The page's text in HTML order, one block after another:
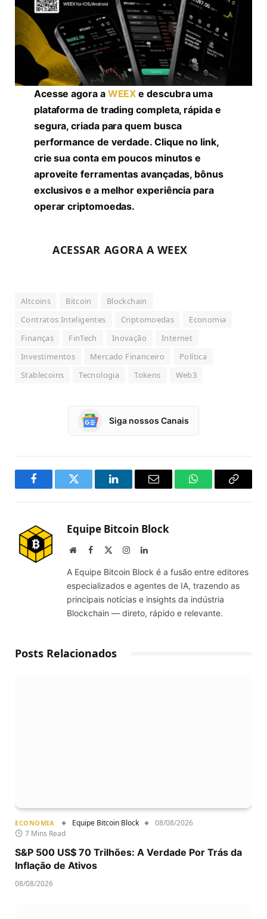
Acesse agora a WEEX e descubra uma
plataforma de trading completa, rápida e
segura, criada para quem busca
performance de verdade. Clique no link,
crie sua conta em poucos minutos e
aproveite ferramentas avançadas, bônus
exclusivos e a melhor experiência para
operar criptomoedas.
ACESSAR AGORA A WEEX
Altcoins Bitcoin
Blockchain
Contratos Inteligentes
Criptomoedas
Economia
Finanças
FinTech Inovação
Internet
Investimentos
Mercado Financeiro
Política
Stablecoins
Tecnologia Tokens Web3
Siga nossos Canais
FacebookTwitter LinkedInEmail WhatsAppCopy
Equipe Bitcoin Block
WebsiteFacebook InstagramLinkedIn
A Equipe Bitcoin Block é a fusão entre editores
especializados e agentes de IA, trazendo as
principais notícias e insights da indústria
Blockchain — direto, rápido e relevante.
Posts Relacionados
ECONOMIA Equipe Bitcoin Block
08/08/2026
7 Mins Read
S&P 500 US$ 70 Trilhões: A Verdade Por Trás da
Inflação de Ativos
08/08/2026